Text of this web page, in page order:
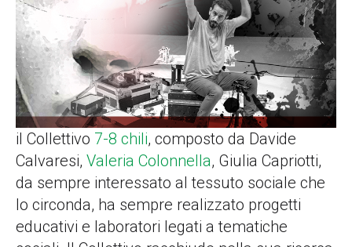
il Collettivo 7-8 chili, composto da Davide
Calvaresi, Valeria Colonnella, Giulia Capriotti,
da sempre interessato al tessuto sociale che
lo circonda, ha sempre realizzato progetti
educativi e laboratori legati a tematiche